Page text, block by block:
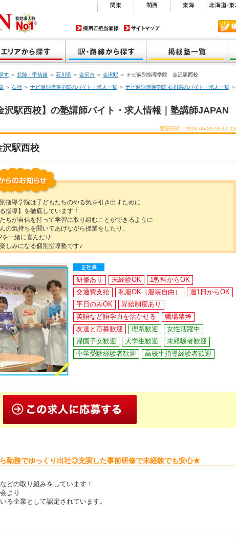
す ＞ 北陸・甲信越 ＞ 石川県 ＞ 金沢市 ＞ 金沢駅 ＞ ナビ個別指導学院 金沢駅西校
＞ な行 ＞ ナビ個別指導学院のバイト・求人一覧 ＞ ナビ個別指導学院 石川県のバイト・求人一覧 ＞
駅西校】の塾講師バイト・求人情報｜塾講師JAPAN
更新日時：2026-05-29 16:17:13
駅西校
指導学院は子どもたちのやる気を引き出すために
る指導】を徹底しています！
ちが自信を持って学習に取り組むことができるように
の気持ちを聞いてあげながら授業をしたり、
を一緒に喜んだり…
しみになる個別指導塾です♪
研修あり 未経験OK
1教科からOK
交通費支給
私服OK（服装自由）
週1日からOK
平日のみOK
昇給制度あり
英語など語学力を活かせる
職場禁煙
友達と応募歓迎
理系歓迎
女性活躍中
帰国子女歓迎
大学生歓迎
未経験者歓迎
中学受験経験者歓迎
高校生指導経験者歓迎
ら勤務でゆっくり出社◎充実した事前研修で未経験でも安心★
どの取り組みをしています！
より
る企業として認定されています。